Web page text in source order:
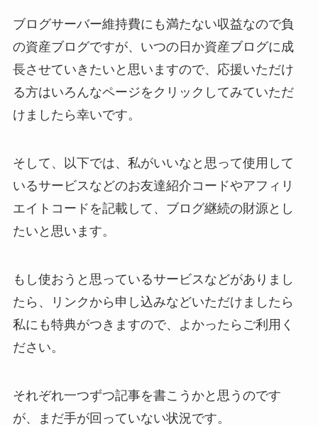
ブログサーバー維持費にも満たない収益なので負
の資産ブログですが、いつの日か資産ブログに成
長させていきたいと思いますので、応援いただけ
る方はいろんなページをクリックしてみていただ
けましたら幸いです。
そして、以下では、私がいいなと思って使用して
いるサービスなどのお友達紹介コードやアフィリ
エイトコードを記載して、ブログ継続の財源とし
たいと思います。
もし使おうと思っているサービスなどがありまし
たら、リンクから申し込みなどいただけましたら
私にも特典がつきますので、よかったらご利用く
ださい。
それぞれ一つずつ記事を書こうかと思うのです
が、まだ手が回っていない状況です。